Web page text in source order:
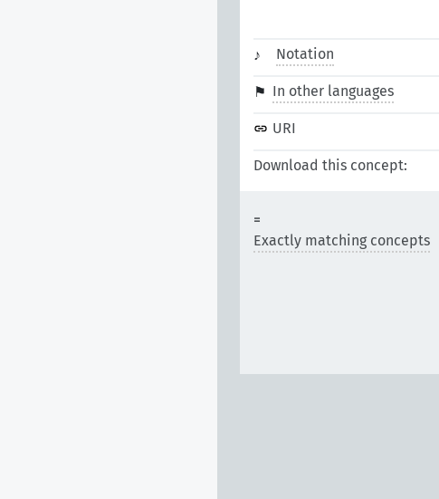
Notation
In other languages
URI
Download this concept:
Exactly matching concepts